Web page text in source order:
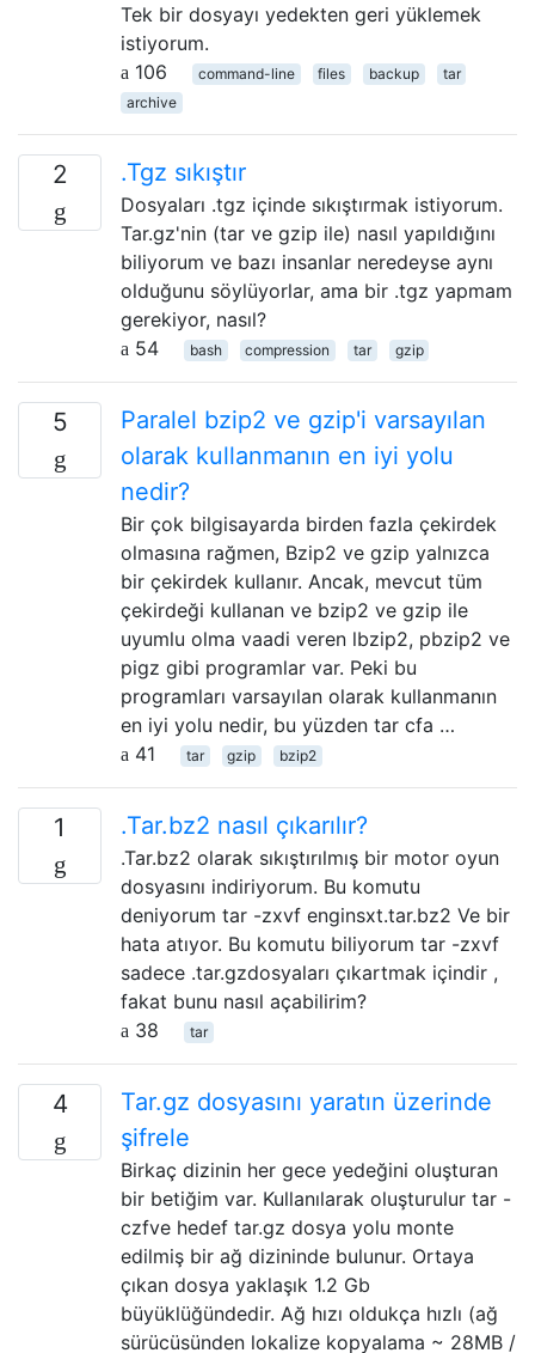
Tek bir dosyayı yedekten geri yüklemek
istiyorum.
106
command-line files backup
tar
archive
2 .Tgz sıkıştır
Dosyaları .tgz içinde sıkıştırmak istiyorum.
Tar.gz'nin (tar ve gzip ile) nasıl yapıldığını
biliyorum ve bazı insanlar neredeyse aynı
olduğunu söylüyorlar, ama bir .tgz yapmam
gerekiyor, nasıl?
54
bash compression tar gzip
5
Paralel bzip2 ve gzip'i varsayılan
olarak kullanmanın en iyi yolu
nedir?
Bir çok bilgisayarda birden fazla çekirdek
olmasına rağmen, Bzip2 ve gzip yalnızca
bir çekirdek kullanır. Ancak, mevcut tüm
çekirdeği kullanan ve bzip2 ve gzip ile
uyumlu olma vaadi veren lbzip2, pbzip2 ve
pigz gibi programlar var. Peki bu
programları varsayılan olarak kullanmanın
en iyi yolu nedir, bu yüzden tar cfa …
41
tar gzip bzip2
1 .Tar.bz2 nasıl çıkarılır?
.Tar.bz2 olarak sıkıştırılmış bir motor oyun
dosyasını indiriyorum. Bu komutu
deniyorum tar -zxvf enginsxt.tar.bz2 Ve bir
hata atıyor. Bu komutu biliyorum tar -zxvf
sadece .tar.gzdosyaları çıkartmak içindir ,
fakat bunu nasıl açabilirim?
38
tar
4
Tar.gz dosyasını yaratın üzerinde
şifrele
Birkaç dizinin her gece yedeğini oluşturan
bir betiğim var. Kullanılarak oluşturulur tar -
czfve hedef tar.gz dosya yolu monte
edilmiş bir ağ dizininde bulunur. Ortaya
çıkan dosya yaklaşık 1.2 Gb
büyüklüğündedir. Ağ hızı oldukça hızlı (ağ
sürücüsünden lokalize kopyalama ~ 28MB /